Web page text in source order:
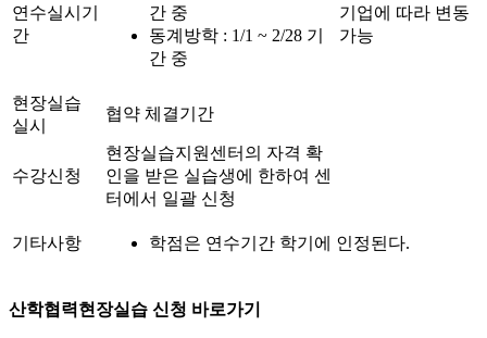
연수실시기
간
간 중
동계방학 : 1/1 ~ 2/28 기
간 중
기업에 따라 변동
가능
현장실습
실시
협약 체결기간
수강신청
현장실습지원센터의 자격 확
인을 받은 실습생에 한하여 센
터에서 일괄 신청
기타사항 학점은 연수기간 학기에 인정된다.
산학협력현장실습 신청 바로가기